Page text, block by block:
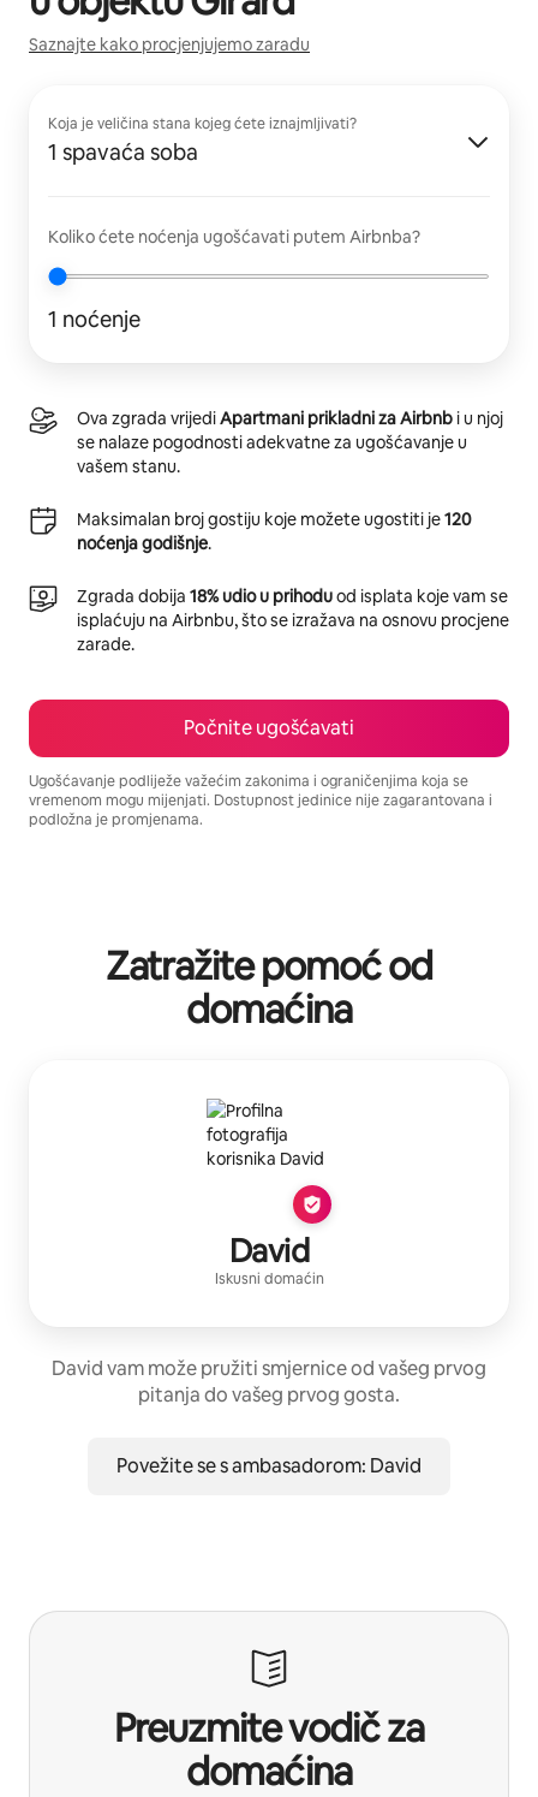
Saznajte kako procjenjujemo zaradu
Koja je veličina stana kojeg ćete iznajmljivati?
1 spavaća soba
Koliko ćete noćenja ugošćavati putem Airbnba?
1 noćenje
Ova zgrada vrijediApartmani prikladni za Airbnb i u njoj
se nalaze pogodnosti adekvatne za ugošćavanje u
vašem stanu.
Maksimalan broj gostiju koje možete ugostiti je120
noćenja godišnje.
Zgrada dobija 18% udio u prihoduod isplata koje vam se
isplaćuju na Airbnbu, što se izražava na osnovu procjene
zarade.
Počnite ugošćavati
Ugošćavanje podliježe važećim zakonima i ograničenjima koja se
vremenom mogu mijenjati. Dostupnost jedinice nije zagarantovana i
podložna je promjenama.
Zatražite pomoć od
domaćina
David
Iskusni domaćin
David vam može pružiti smjernice od vašeg prvog
pitanja do vašeg prvog gosta.
Povežite se s ambasadorom: David
Preuzmite vodič za
domaćina